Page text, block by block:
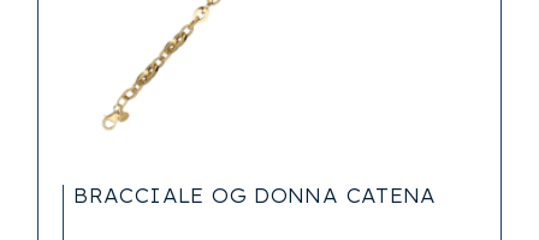
BRACCIALE OG DONNA CATENA